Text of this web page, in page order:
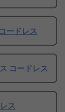
ードレス
コードレス
ス